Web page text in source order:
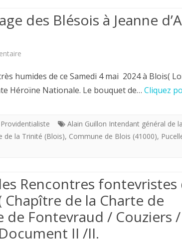
des Blésois à Jeanne
GUILLON
Hommage
des
Jeanne
d’Arc
humides de ce Samedi 4 mai 2024 à Blois(
Héroïne Nationale. Le bouquet de… Cliquez
Alain Guillon Intendant général de
de la Trinité (Blois), Commune de Blois (41000),
Rencontres fontevristes
de la Charte de
de Fontevraud / Couziers /
II /II.